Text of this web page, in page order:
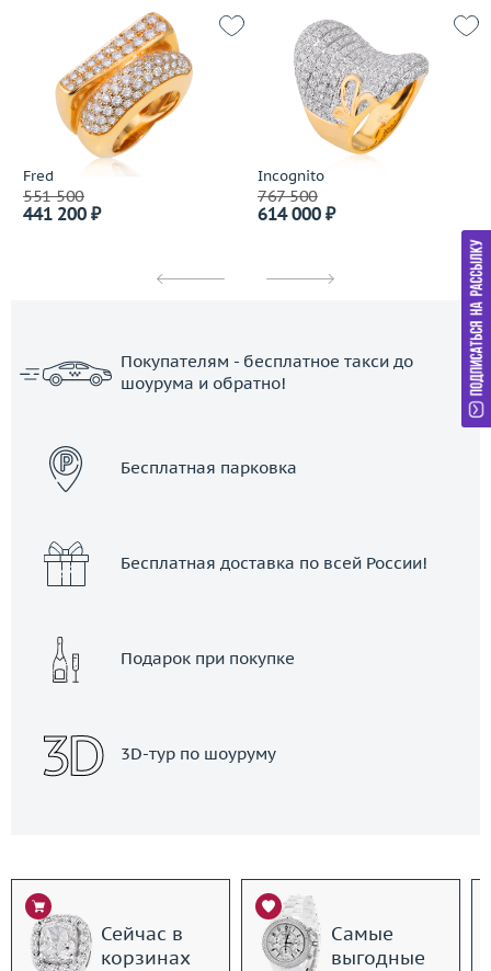
Fred
551 500
441 200 ₽
Incognito
767 500
614 000 ₽
Покупателям - бесплатное такси до
шоурума и обратно!
Бесплатная парковка
Бесплатная доставка по всей России!
Подарок при покупке
3D-тур по шоуруму
Сейчас в
корзинах
Самые
выгодные